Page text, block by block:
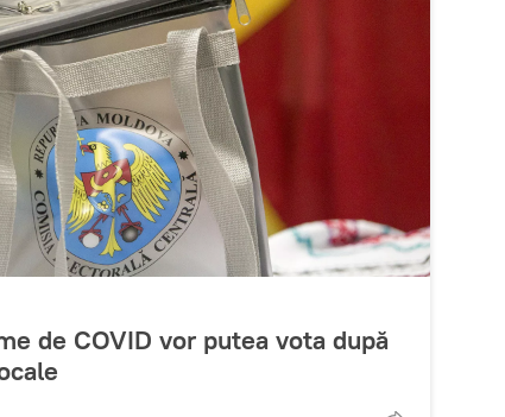
de COVID vor putea vota după